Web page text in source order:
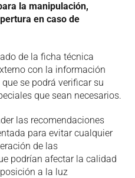
la manipulación,
en caso de
de la ficha técnica
con la información
se podrá verificar su
que sean necesarios.
las recomendaciones
para evitar cualquier
de las
podrían afectar la calidad
a la luz